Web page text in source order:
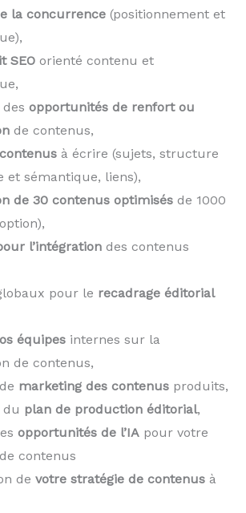
la concurrence (positionnement et
SEO orienté contenu et
opportunités de renfort ou
de contenus,
à écrire (sujets, structure
et sémantique, liens),
de 30 contenus optimisés de 1000
l’intégration des contenus
pour le recadrage éditorial
équipes internes sur la
de contenus,
marketing des contenus produits,
du plan de production éditorial,
opportunités de l’IA pour votre
contenus
de votre stratégie de contenus à